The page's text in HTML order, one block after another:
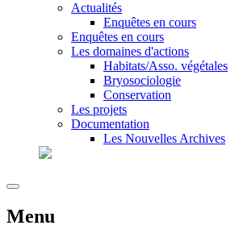
Actualités
Enquêtes en cours
Enquêtes en cours
Les domaines d'actions
Habitats/Asso. végétales
Bryosociologie
Conservation
Les projets
Documentation
Les Nouvelles Archives
Menu